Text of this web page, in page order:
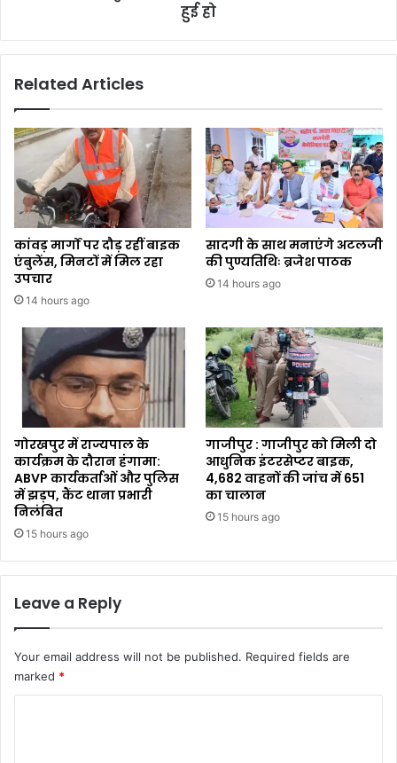
हुई हो
Related Articles
कांवड़ मार्गों पर दौड़ रहीं बाइक
एंबुलेंस, मिनटों में मिल रहा
उपचार
14 hours ago
सादगी के साथ मनाएंगे अटलजी
की पुण्यतिथिः ब्रजेश पाठक
14 hours ago
गोरखपुर में राज्यपाल के
कार्यक्रम के दौरान हंगामा:
ABVP कार्यकर्ताओं और पुलिस
में झड़प, कैंट थाना प्रभारी
निलंबित
15 hours ago
गाजीपुर : गाजीपुर को मिली दो
आधुनिक इंटरसेप्टर बाइक,
4,682 वाहनों की जांच में 651
का चालान
15 hours ago
Leave a Reply
Your email address will not be published. Required fields are
marked *